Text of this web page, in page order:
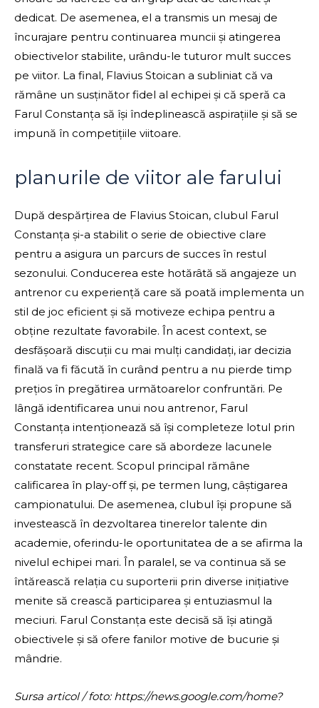
dedicat. De asemenea, el a transmis un mesaj de
încurajare pentru continuarea muncii și atingerea
obiectivelor stabilite, urându-le tuturor mult succes
pe viitor. La final, Flavius Stoican a subliniat că va
rămâne un susținător fidel al echipei și că speră ca
Farul Constanța să își îndeplinească aspirațiile și să se
impună în competițiile viitoare.
planurile de viitor ale farului
După despărțirea de Flavius Stoican, clubul Farul
Constanța și-a stabilit o serie de obiective clare
pentru a asigura un parcurs de succes în restul
sezonului. Conducerea este hotărâtă să angajeze un
antrenor cu experiență care să poată implementa un
stil de joc eficient și să motiveze echipa pentru a
obține rezultate favorabile. În acest context, se
desfășoară discuții cu mai mulți candidați, iar decizia
finală va fi făcută în curând pentru a nu pierde timp
prețios în pregătirea următoarelor confruntări. Pe
lângă identificarea unui nou antrenor, Farul
Constanța intenționează să își completeze lotul prin
transferuri strategice care să abordeze lacunele
constatate recent. Scopul principal rămâne
calificarea în play-off și, pe termen lung, câștigarea
campionatului. De asemenea, clubul își propune să
investească în dezvoltarea tinerelor talente din
academie, oferindu-le oportunitatea de a se afirma la
nivelul echipei mari. În paralel, se va continua să se
întărească relația cu suporterii prin diverse inițiative
menite să crească participarea și entuziasmul la
meciuri. Farul Constanța este decisă să își atingă
obiectivele și să ofere fanilor motive de bucurie și
mândrie.
Sursa articol / foto: https://news.google.com/home?